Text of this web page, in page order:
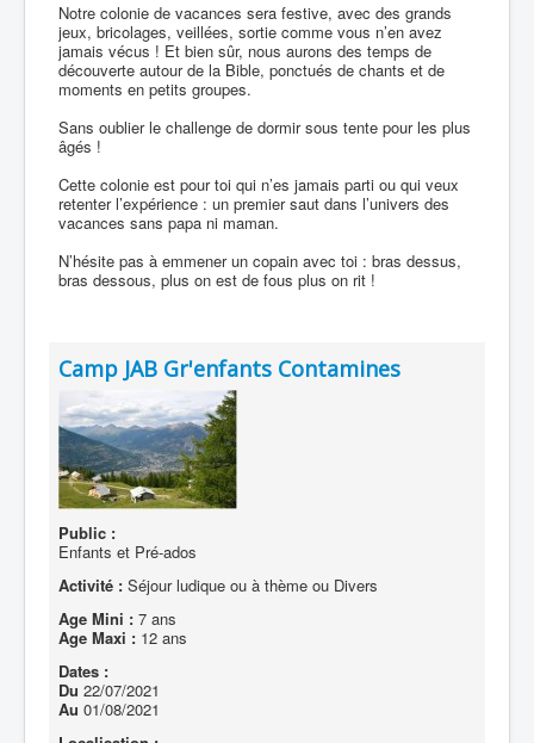
Notre colonie de vacances sera festive, avec des grands
jeux, bricolages, veillées, sortie comme vous n’en avez
jamais vécus ! Et bien sûr, nous aurons des temps de
découverte autour de la Bible, ponctués de chants et de
moments en petits groupes.
Sans oublier le challenge de dormir sous tente pour les plus
âgés !
Cette colonie est pour toi qui n’es jamais parti ou qui veux
retenter l’expérience : un premier saut dans l’univers des
vacances sans papa ni maman.
N’hésite pas à emmener un copain avec toi : bras dessus,
bras dessous, plus on est de fous plus on rit !
Camp JAB Gr'enfants Contamines
Public :
Enfants et Pré-ados
Activité : Séjour ludique ou à thème ou Divers
Age Mini : 7 ans
Age Maxi : 12 ans
Dates :
Du 22/07/2021
Au 01/08/2021